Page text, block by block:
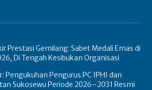
Prestasi Gemilang: Sabet Medali Emas di
Di Tengah Kesibukan Organisasi
Pengukuhan Pengurus PC IPHI dan
Sukosewu Periode 2026–2031 Resmi